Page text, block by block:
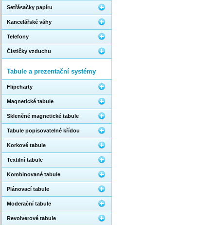
Setřásačky papíru
Kancelářské váhy
Telefony
Čističky vzduchu
Tabule a prezentační systémy
Flipcharty
Magnetické tabule
Skleněné magnetické tabule
Tabule popisovatelné křídou
Korkové tabule
Textilní tabule
Kombinované tabule
Plánovací tabule
Moderační tabule
Revolverové tabule